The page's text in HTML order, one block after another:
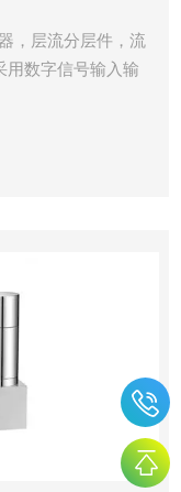
，层流分层件，流
用数字信号输入输